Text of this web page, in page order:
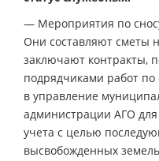
— Мероприятия по
Они составляют сметы
заключают контракты,
подрядчиками работ
в управление
администрации АГО для
учета с целью
высвобожденных